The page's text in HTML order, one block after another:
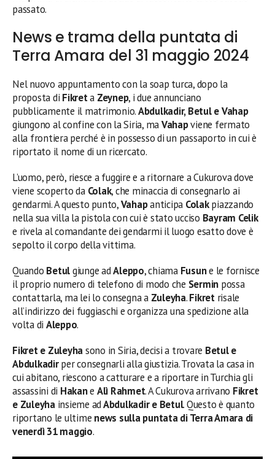
passato.
News e trama della puntata di
Terra Amara del 31 maggio 2024
Nel nuovo appuntamento con la soap turca, dopo la
proposta di Fikreta Zeynep, i due annunciano
pubblicamente il matrimonio.Abdulkadir, Betul e Vahap
giungono al confine con la Siria, maVahapviene fermato
alla frontiera perché è in possesso di un passaporto in cui è
riportato il nome di un ricercato.
L’uomo, però, riesce a fuggire e a ritornare a Cukurova dove
viene scoperto da Colak, che minaccia di consegnarlo ai
gendarmi. A questo punto,Vahapanticipa Colakpiazzando
nella sua villa la pistola con cui è stato ucciso Bayram Celik
e rivela al comandante dei gendarmi il luogo esatto dove è
sepolto il corpo della vittima.
Quando Betulgiunge adAleppo, chiama Fusune le fornisce
il proprio numero di telefono di modo che Sermin possa
contattarla, ma lei lo consegna a Zuleyha.Fikretrisale
all’indirizzo dei fuggiaschi e organizza una spedizione alla
volta di Aleppo.
Fikret e Zuleyhasono in Siria, decisi a trovare Betul e
Abdulkadirper consegnarli alla giustizia. Trovata la casa in
cui abitano, riescono a catturare e a riportare in Turchia gli
assassini di Hakane Alì Rahmet. A Cukurova arrivano Fikret
e Zuleyhainsieme adAbdulkadir e Betul. Questo è quanto
riportano le ultime news sulla puntata di Terra Amara di
venerdì 31 maggio.